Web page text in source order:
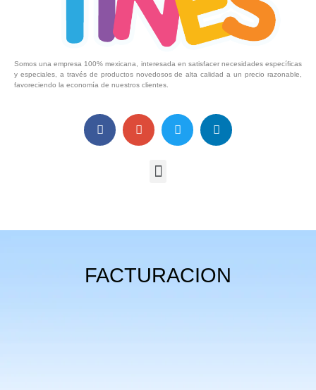
Somos una empresa 100% mexicana, interesada en satisfacer necesidades específicas
y especiales, a través de productos novedosos de alta calidad a un precio razonable,
favoreciendo la economía de nuestros clientes.
FACTURACION